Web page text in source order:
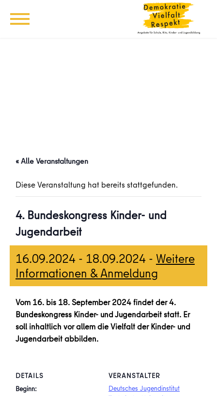
« Alle Veranstaltungen
Diese Veranstaltung hat bereits stattgefunden.
4. Bundeskongress Kinder- und
Jugendarbeit
16.09.2024 - 18.09.2024 - Weitere
Informationen & Anmeldung
Vom 16. bis 18. September 2024 findet der 4.
Bundeskongress Kinder- und Jugendarbeit statt. Er
soll inhaltlich vor allem die Vielfalt der Kinder- und
Jugendarbeit abbilden.
DETAILS
Beginn:
VERANSTALTER
Deutsches Jugendinstitut